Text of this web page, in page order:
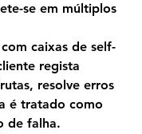
se em múltiplos
caixas de self-
regista
resolve erros
é tratado como
de falha.